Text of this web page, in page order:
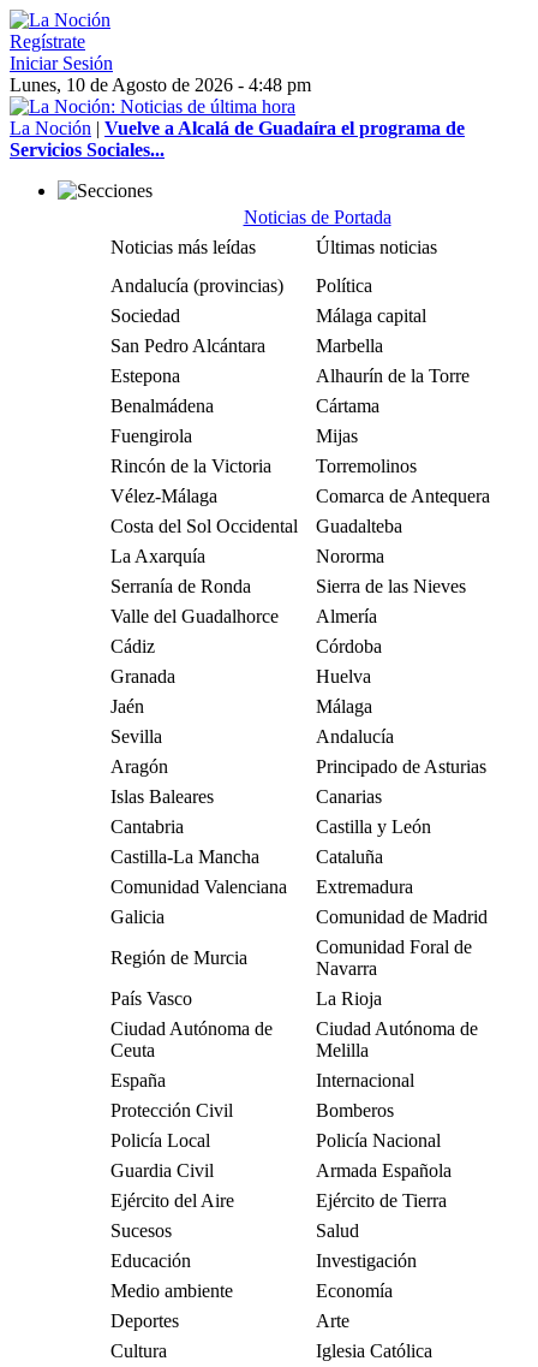
Regístrate
Iniciar Sesión
Lunes, 10 de Agosto de 2026 - 4:48 pm
La Noción | Vuelve a Alcalá de Guadaíra el programa de
Servicios Sociales...
Noticias de Portada
Noticias más leídas
Últimas noticias
Andalucía (provincias)
Política
Sociedad
Málaga capital
San Pedro Alcántara
Marbella
Estepona
Alhaurín de la Torre
Benalmádena
Cártama
Fuengirola
Mijas
Rincón de la Victoria
Torremolinos
Vélez-Málaga
Comarca de Antequera
Costa del Sol Occidental
Guadalteba
La Axarquía
Nororma
Serranía de Ronda
Sierra de las Nieves
Valle del Guadalhorce
Almería
Cádiz
Córdoba
Granada
Huelva
Jaén
Málaga
Sevilla
Andalucía
Aragón
Principado de Asturias
Islas Baleares
Canarias
Cantabria
Castilla y León
Castilla-La Mancha
Cataluña
Comunidad Valenciana
Extremadura
Galicia
Comunidad de Madrid
Región de Murcia
Comunidad Foral de
Navarra
País Vasco
La Rioja
Ciudad Autónoma de
Ceuta
Ciudad Autónoma de
Melilla
España
Internacional
Protección Civil
Bomberos
Policía Local
Policía Nacional
Guardia Civil
Armada Española
Ejército del Aire
Ejército de Tierra
Sucesos
Salud
Educación
Investigación
Medio ambiente
Economía
Deportes
Arte
Cultura
Iglesia Católica